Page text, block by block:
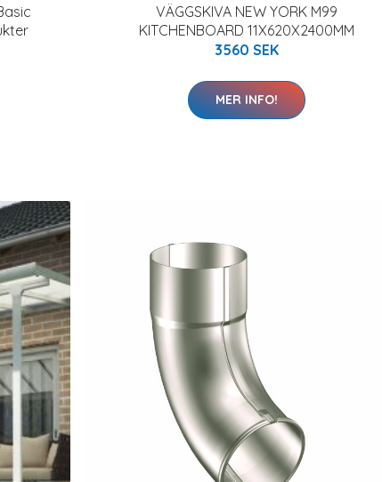
VÄGGSKIVA NEW YORK M99
KITCHENBOARD 11X620X2400MM
3560 SEK
MER INFO!